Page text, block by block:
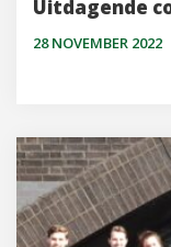
Uitdagende
28 NOVEMBER 2022